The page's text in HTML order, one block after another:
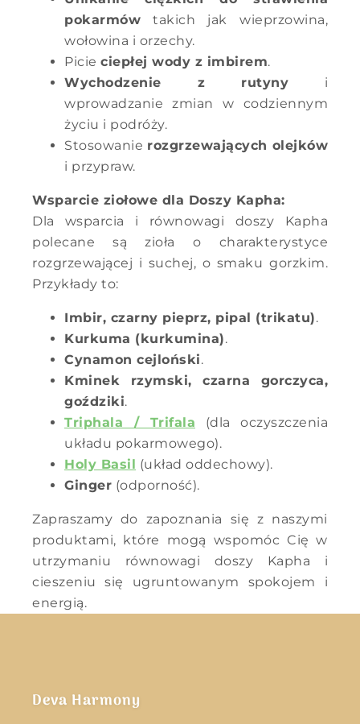
pokarmów takich jak wieprzowina,
wołowina i orzechy.
Picie ciepłej wody z imbirem.
Wychodzenie z rutyny i
wprowadzanie zmian w codziennym
życiu i podróży.
Stosowanie rozgrzewających olejków
i przypraw.
Wsparcie ziołowe dla Doszy Kapha:
Dla wsparcia i równowagi doszy Kapha
polecane są zioła o charakterystyce
rozgrzewającej i suchej, o smaku gorzkim.
Przykłady to:
Imbir, czarny pieprz, pipal (trikatu).
Kurkuma (kurkumina).
Cynamon cejloński.
Kminek rzymski, czarna gorczyca,
goździki.
Triphala / Trifala (dla oczyszczenia
układu pokarmowego).
Holy Basil
(układ oddechowy).
Ginger (odporność).
Zapraszamy do zapoznania się z naszymi
produktami, które mogą wspomóc Cię w
utrzymaniu równowagi doszy Kapha i
cieszeniu się ugruntowanym spokojem i
energią.
Deva Harmony